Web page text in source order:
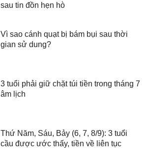
sau tin đồn hẹn hò
Vì sao cánh quạt bị bám bụi sau thời
gian sử dung?
3 tuổi phải giữ chặt túi tiền trong tháng 7
âm lịch
Thứ Năm, Sáu, Bảy (6, 7, 8/9): 3 tuổi
cầu được ước thấy, tiền về liên tục